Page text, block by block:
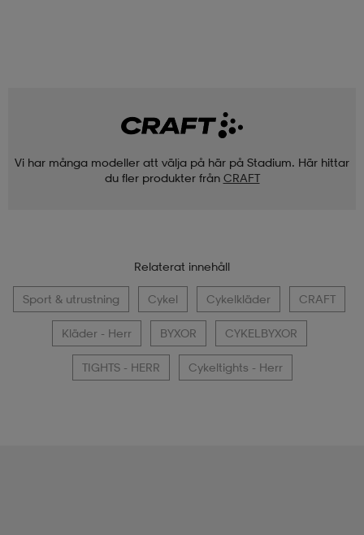
Vi har många modeller att välja på här på Stadium. Här hittar
du fler produkter från CRAFT
Relaterat innehåll
Sport & utrustning Cykel Cykelkläder CRAFT
Kläder - Herr BYXOR CYKELBYXOR
TIGHTS - HERR Cykeltights - Herr